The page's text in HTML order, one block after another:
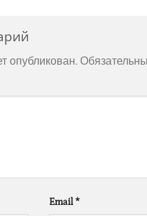
опубликован.
Email*